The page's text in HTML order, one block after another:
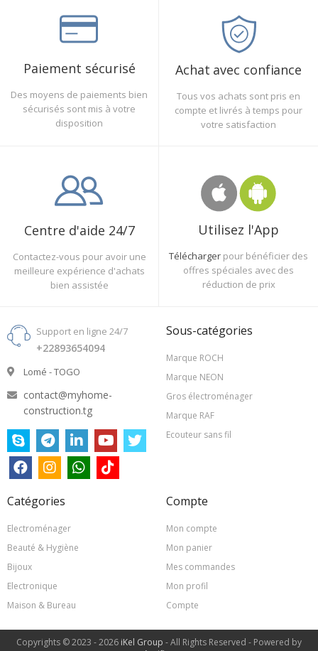
Paiement sécurisé
Des moyens de paiements bien
sécurisés sont mis à votre
disposition
Achat avec confiance
Tous vos achats sont pris en
compte et livrés à temps pour
votre satisfaction
Centre d'aide 24/7
Contactez-vous pour avoir une
meilleure expérience d'achats
bien assistée
Utilisez l'App
Télécharger pour bénéficier des
offres spéciales avec des
réduction de prix
Support en ligne 24/7
+22893654094
Lomé - TOGO
contact@myhome-
construction.tg
Sous-catégories
Marque ROCH
Marque NEON
Gros électroménager
Marque RAF
Ecouteur sans fil
Catégories
Electroménager
Beauté & Hygiène
Bijoux
Electronique
Maison & Bureau
Compte
Mon compte
Mon panier
Mes commandes
Mon profil
Compte
Copyrights © 2023 - 2026 iKel Group - All Rights Reserved - Powered by